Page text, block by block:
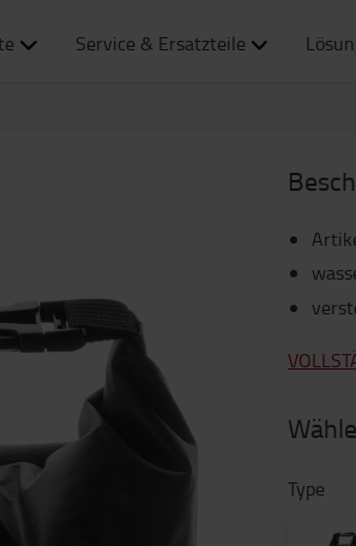
Service & Ersatzteile
Type